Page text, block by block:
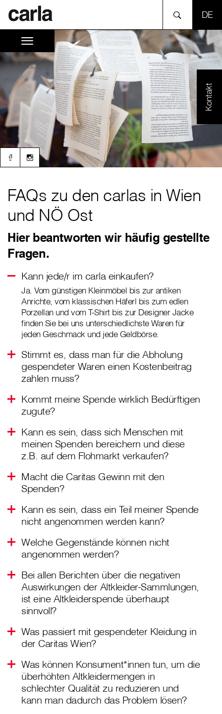
Kontakt
FAQs zu den carlas in Wien
und NÖ Ost
Hier beantworten wir häufig gestellte
Fragen.
Kann jede/r im carla einkaufen?
Ja. Vom günstigen Kleinmöbel bis zur antiken
Anrichte, vom klassischen Häferl bis zum edlen
Porzellan und vom T-Shirt bis zur Designer Jacke
finden Sie bei uns unterschiedlichste Waren für
jeden Geschmack und jede Geldbörse.
Stimmt es, dass man für die Abholung
gespendeter Waren einen Kostenbeitrag
zahlen muss?
Kommt meine Spende wirklich Bedürftigen
zugute?
Kann es sein, dass sich Menschen mit
meinen Spenden bereichern und diese
z.B. auf dem Flohmarkt verkaufen?
Macht die Caritas Gewinn mit den
Spenden?
Kann es sein, dass ein Teil meiner Spende
nicht angenommen werden kann?
Welche Gegenstände können nicht
angenommen werden?
Bei allen Berichten über die negativen
Auswirkungen der Altkleider-Sammlungen,
ist eine Altkleiderspende überhaupt
sinnvoll?
Was passiert mit gespendeter Kleidung in
der Caritas Wien?
Was können Konsument*innen tun, um die
überhöhten Altkleidermengen in
schlechter Qualität zu reduzieren und
kann man dadurch das Problem lösen?